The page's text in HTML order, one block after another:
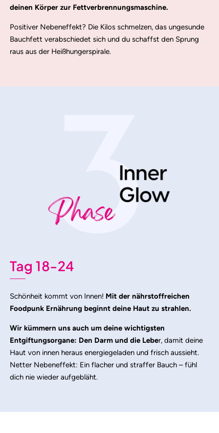
deinen Körper zur Fettverbrennungsmaschine.
Positiver Nebeneffekt? Die Kilos schmelzen, das ungesunde
Bauchfett verabschiedet sich und du schaffst den Sprung
raus aus der Heißhungerspirale.
Tag 18-24
Schönheit kommt von Innen! Mit der nährstoffreichen
Foodpunk Ernährung beginnt deine Haut zu strahlen.
Wir kümmern uns auch um deine wichtigsten
Entgiftungsorgane: Den Darm und die Leber, damit deine
Haut von innen heraus energiegeladen und frisch aussieht.
Netter Nebeneffekt: Ein flacher und straffer Bauch – fühl
dich nie wieder aufgebläht.